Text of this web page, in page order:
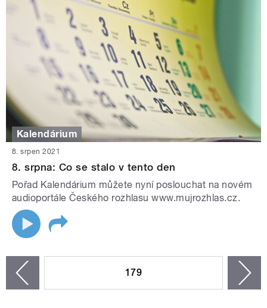
Kalendárium
8. srpen 2021
8. srpna: Co se stalo v tento den
Pořad Kalendárium můžete nyní poslouchat na novém
audioportále Českého rozhlasu www.mujrozhlas.cz.
179